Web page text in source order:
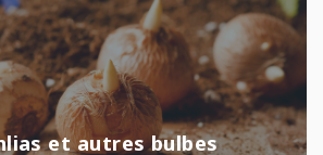
et autres bulbes